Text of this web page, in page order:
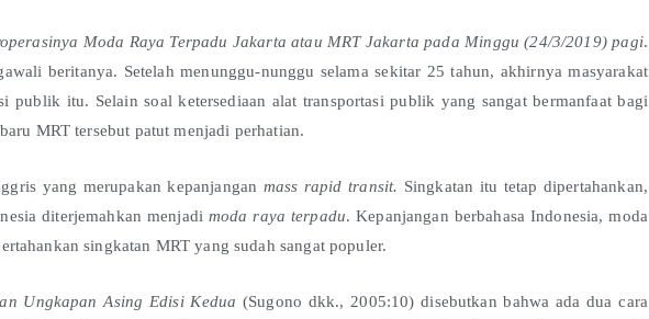
Moda Raya Terpadu Jakarta atau MRT Jakarta pada Minggu (24/3/2019) pagi.
beritanya. Setelah menunggu-nunggu selama sekitar 25 tahun, akhirnya masyarakat
publik itu. Selain soal ketersediaan alat transportasi publik yang sangat bermanfaat bagi
MRT tersebut patut menjadi perhatian.
yang merupakan kepanjangan mass rapid transit. Singkatan itu tetap dipertahankan,
diterjemahkan menjadi moda raya terpadu. Kepanjangan berbahasa Indonesia, moda
singkatan MRT yang sudah sangat populer.
Ungkapan Asing Edisi Kedua (Sugono dkk., 2005:10) disebutkan bahwa ada dua cara